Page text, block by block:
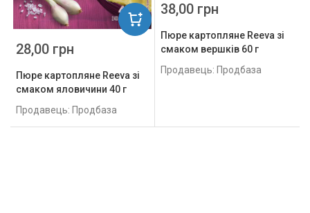
Пюре картопляне Reeva зі
смаком яловичини 40 г
Продавець: Продбаза
28,00 грн
Пюре картопляне Reeva зі
смаком вершків 60 г
Продавець: Продбаза
38,00 грн